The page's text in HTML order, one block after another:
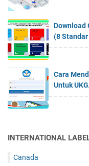
Download
(8
Cara
Untuk
INTERNATIONAL
Canada